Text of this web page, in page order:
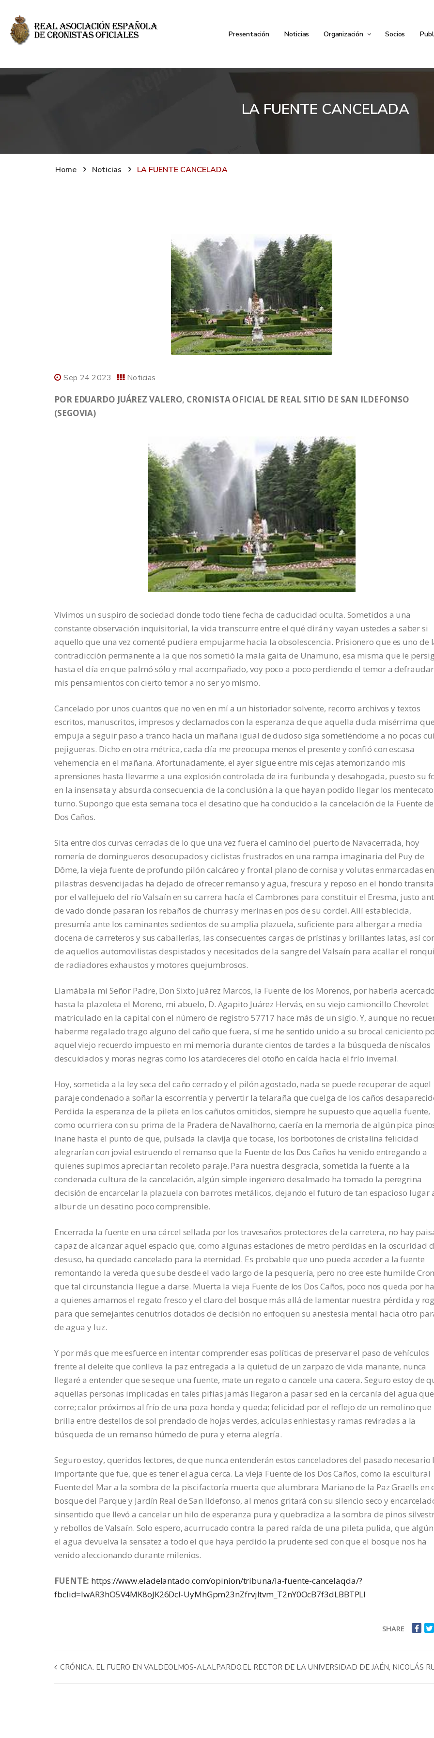
Presentación Noticias Organización Socios
LA FUENTE CANCELADA
Home Noticias LA FUENTE CANCELADA
Sep 24 2023 Noticias
POR EDUARDO JUÁREZ VALERO, CRONISTA OFICIAL DE REAL SITIO DE SAN ILDEFONSO
(SEGOVIA)
Vivimos un suspiro de sociedad donde todo tiene fecha de caducidad oculta. Sometidos a una
constante observación inquisitorial, la vida transcurre entre el qué dirán y vayan ustedes a saber si
aquello que una vez comenté pudiera empujarme hacia la obsolescencia. Prisionero que es uno de
contradicción permanente a la que nos sometió la mala gaita de Unamuno, esa misma que le
hasta el día en que palmó sólo y mal acompañado, voy poco a poco perdiendo el temor a defraudar
mis pensamientos con cierto temor a no ser yo mismo.
Cancelado por unos cuantos que no ven en mí a un historiador solvente, recorro archivos y textos
escritos, manuscritos, impresos y declamados con la esperanza de que aquella duda misérrima
empuja a seguir paso a tranco hacia un mañana igual de dudoso siga sometiéndome a no pocas
pejigueras. Dicho en otra métrica, cada día me preocupa menos el presente y confió con escasa
vehemencia en el mañana. Afortunadamente, el ayer sigue entre mis cejas atemorizando mis
aprensiones hasta llevarme a una explosión controlada de ira furibunda y desahogada, puesto su
en la insensata y absurda consecuencia de la conclusión a la que hayan podido llegar los
turno. Supongo que esta semana toca el desatino que ha conducido a la cancelación de la Fuente
Dos Caños.
Sita entre dos curvas cerradas de lo que una vez fuera el camino del puerto de Navacerrada, hoy
romería de domingueros desocupados y ciclistas frustrados en una rampa imaginaria del Puy de
Dôme, la vieja fuente de profundo pilón calcáreo y frontal plano de cornisa y volutas enmarcadas
pilastras desvencijadas ha dejado de ofrecer remanso y agua, frescura y reposo en el hondo
por el vallejuelo del río Valsaín en su carrera hacía el Cambrones para constituir el Eresma, justo
de vado donde pasaran los rebaños de churras y merinas en pos de su cordel. Allí establecida,
presumía ante los caminantes sedientos de su amplia plazuela, suficiente para albergar a media
docena de carreteros y sus caballerías, las consecuentes cargas de prístinas y brillantes latas, así
de aquellos automovilistas despistados y necesitados de la sangre del Valsaín para acallar el
de radiadores exhaustos y motores quejumbrosos.
Llamábala mi Señor Padre, Don Sixto Juárez Marcos, la Fuente de los Morenos, por haberla acercado
hasta la plazoleta el Moreno, mi abuelo, D. Agapito Juárez Hervás, en su viejo camioncillo Chevrolet
matriculado en la capital con el número de registro 57717 hace más de un siglo. Y, aunque no
haberme regalado trago alguno del caño que fuera, sí me he sentido unido a su brocal ceniciento
aquel viejo recuerdo impuesto en mi memoria durante cientos de tardes a la búsqueda de níscalos
descuidados y moras negras como los atardeceres del otoño en caída hacia el frío invernal.
Hoy, sometida a la ley seca del caño cerrado y el pilón agostado, nada se puede recuperar de aquel
paraje condenado a soñar la escorrentía y pervertir la telaraña que cuelga de los caños
Perdida la esperanza de la pileta en los cañutos omitidos, siempre he supuesto que aquella fuente,
como ocurriera con su prima de la Pradera de Navalhorno, caería en la memoria de algún pica
inane hasta el punto de que, pulsada la clavija que tocase, los borbotones de cristalina felicidad
alegrarían con jovial estruendo el remanso que la Fuente de los Dos Caños ha venido entregando a
quienes supimos apreciar tan recoleto paraje. Para nuestra desgracia, sometida la fuente a la
condenada cultura de la cancelación, algún simple ingeniero desalmado ha tomado la peregrina
decisión de encarcelar la plazuela con barrotes metálicos, dejando el futuro de tan espacioso lugar
albur de un desatino poco comprensible.
Encerrada la fuente en una cárcel sellada por los travesaños protectores de la carretera, no hay
capaz de alcanzar aquel espacio que, como algunas estaciones de metro perdidas en la oscuridad
desuso, ha quedado cancelado para la eternidad. Es probable que uno pueda acceder a la fuente
remontando la vereda que sube desde el vado largo de la pesquería, pero no cree este humilde
que tal circunstancia llegue a darse. Muerta la vieja Fuente de los Dos Caños, poco nos queda por
a quienes amamos el regato fresco y el claro del bosque más allá de lamentar nuestra pérdida y
para que semejantes cenutrios dotados de decisión no enfoquen su anestesia mental hacia otro
de agua y luz.
Y por más que me esfuerce en intentar comprender esas políticas de preservar el paso de vehículos
frente al deleite que conlleva la paz entregada a la quietud de un zarpazo de vida manante, nunca
llegaré a entender que se seque una fuente, mate un regato o cancele una cacera. Seguro estoy de
aquellas personas implicadas en tales pifias jamás llegaron a pasar sed en la cercanía del agua que
corre; calor próximos al frío de una poza honda y queda; felicidad por el reflejo de un remolino que
brilla entre destellos de sol prendado de hojas verdes, acículas enhiestas y ramas reviradas a la
búsqueda de un remanso húmedo de pura y eterna alegría.
Seguro estoy, queridos lectores, de que nunca entenderán estos canceladores del pasado necesario
importante que fue, que es tener el agua cerca. La vieja Fuente de los Dos Caños, como la escultural
Fuente del Mar a la sombra de la piscifactoría muerta que alumbrara Mariano de la Paz Graells en
bosque del Parque y Jardín Real de San Ildefonso, al menos gritará con su silencio seco y
sinsentido que llevó a cancelar un hilo de esperanza pura y quebradiza a la sombra de pinos
y rebollos de Valsaín. Solo espero, acurrucado contra la pared raída de una pileta pulida, que
el agua devuelva la sensatez a todo el que haya perdido la prudente sed con que el bosque nos ha
venido aleccionando durante milenios.
FUENTE: https://www.eladelantado.com/opinion/tribuna/la-fuente-cancelaqda/?
fbclid=IwAR3hO5V4MK8oJK26Dcl-UyMhGpm23nZfrvjltvm_T2nY0OcB7f3dLBBTPLI
SHARE
CRÓNICA: EL FUERO EN VALDEOLMOS-ALALPARDO.EL RECTOR DE LA UNIVERSIDAD DE JAÉN, NICOLÁS